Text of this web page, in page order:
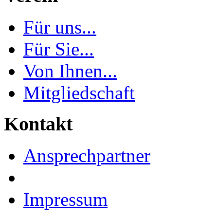
Für uns...
Für Sie...
Von Ihnen...
Mitgliedschaft
Kontakt
Ansprechpartner
Impressum